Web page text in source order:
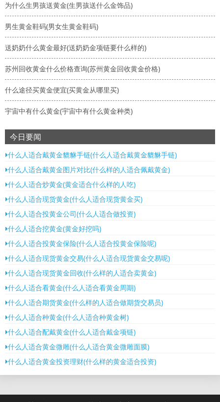
为什么生男孩送黄金(生男孩送什么金饰品)
男生黄金鞋码(男女生黄金鞋码)
送奶奶什么黄金最好(送奶奶金项链要什么样的)
苏州回收黄金什么价格查询(苏州黄金回收黄金价格)
什么途径买黄金便宜(买黄金从哪里买)
宇宙中有什么黄金(宇宙中有什么黄金种类)
今日要闻
什么人适合戴黄金貔貅手链(什么人适合戴黄金貔貅手链)
什么人适合戴黄金图片对比(什么样的人适合佩戴黄金)
什么人适合炒黄金(黄金适合什么样的人吃)
什么人适合现货黄金(什么人适合现货黄金买)
什么人适合投黄金公司(什么人适合做投资)
什么人适合挖黄金(黄金好挖吗)
什么人适合投黄金保险(什么人适合投黄金保险呢)
什么人适合现货黄金交易(什么人适合现货黄金交易呢)
什么人适合现货黄金回收(什么样的人适合卖黄金)
什么人适合看黄金(什么人适合看黄金周期)
什么人适合期货黄金(什么样的人适合做期货交易员)
什么人适合种黄金(什么人适合种黄金树)
什么人适合配戴黄金(什么人适合戴金项链)
什么人适合黄金微雕(什么人适合黄金微雕面膜)
什么人适合黄金投资理财(什么样的黄金适合投资)